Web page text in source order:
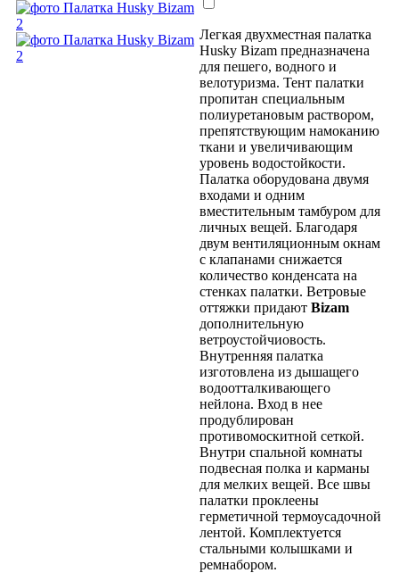
Легкая двухместная палатка
Husky Bizam предназначена
для пешего, водного и
велотуризма. Тент палатки
пропитан специальным
полиуретановым раствором,
препятствующим намоканию
ткани и увеличивающим
уровень водостойкости.
Палатка оборудована двумя
входами и одним
вместительным тамбуром для
личных вещей. Благодаря
двум вентиляционным окнам
с клапанами снижается
количество конденсата на
стенках палатки. Ветровые
оттяжки придают Bizam
дополнительную
ветроустойчиовость.
Внутренняя палатка
изготовлена из дышащего
водоотталкивающего
нейлона. Вход в нее
продублирован
противомоскитной сеткой.
Внутри спальной комнаты
подвесная полка и карманы
для мелких вещей. Все швы
палатки проклеены
герметичной термоусадочной
лентой. Комплектуется
стальными колышками и
ремнабором.